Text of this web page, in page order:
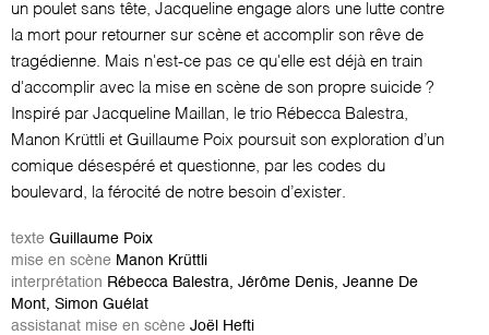
un poulet sans tête, Jacqueline engage alors une lutte contre
la mort pour retourner sur scène et accomplir son rêve de
tragédienne. Mais n'est-ce pas ce qu'elle est déjà en train
d'accomplir avec la mise en scène de son propre suicide ?
Inspiré par Jacqueline Maillan, le trio Rébecca Balestra,
Manon Krüttli et Guillaume Poix poursuit son exploration d’un
comique désespéré et questionne, par les codes du
boulevard, la férocité de notre besoin d’exister.
texte Guillaume Poix
mise en scène Manon Krüttli
interprétation Rébecca Balestra, Jérôme Denis, Jeanne De
Mont, Simon Guélat
assistanat mise en scène Joël Hefti